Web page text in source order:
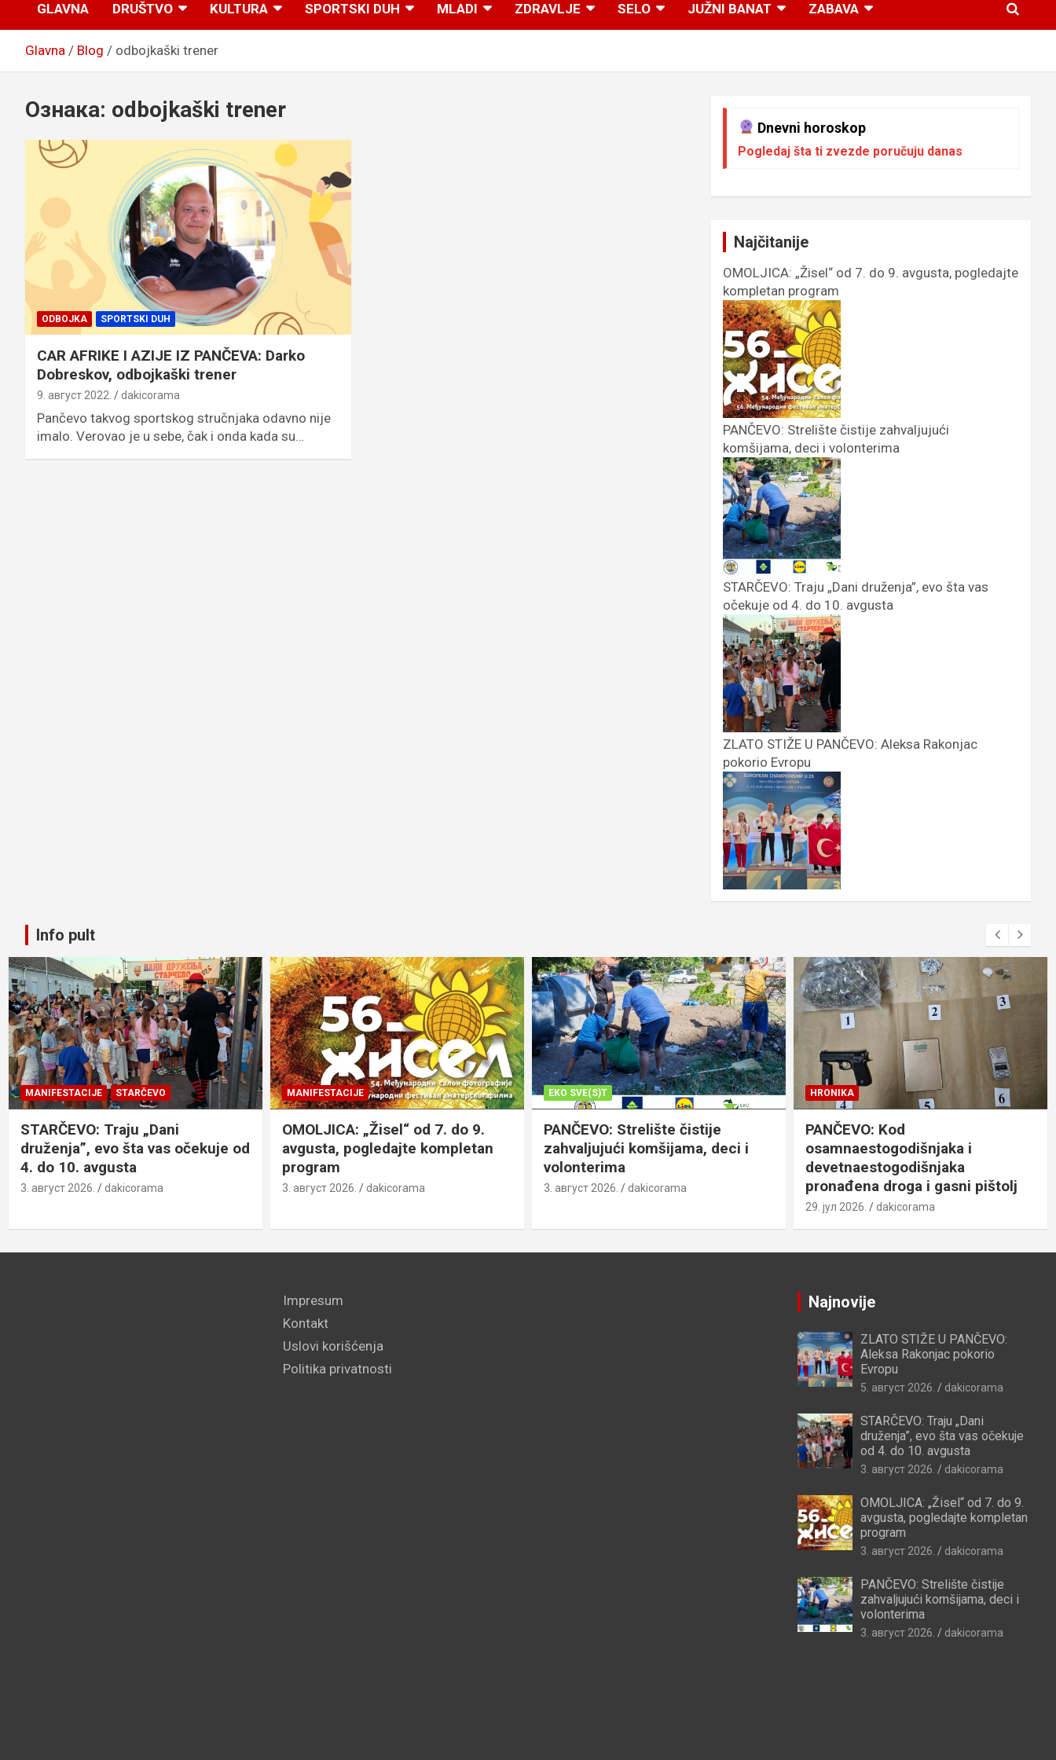
GLAVNA DRUŠTVO KULTURA SPORTSKI DUH MLADI ZDRAVLJE SELO JUŽNI BANAT ZABAVA
Glavna Blog odbojkaški trener
Ознака: odbojkaški trener
ODBOJKA SPORTSKI DUH
CAR AFRIKE I AZIJE IZ PANČEVA: Darko
Dobreskov, odbojkaški trener
9. август 2022. dakicorama
Pančevo takvog sportskog stručnjaka odavno nije
imalo. Verovao je u sebe, čak i onda kada su…
Dnevni horoskop
Pogledaj šta ti zvezde poručuju danas
Najčitanije
OMOLJICA: „Žisel“ od 7. do 9. avgusta, pogledajte
kompletan program
PANČEVO: Strelište čistije zahvaljujući
komšijama, deci i volonterima
STARČEVO: Traju „Dani druženja”, evo šta vas
očekuje od 4. do 10. avgusta
ZLATO STIŽE U PANČEVO: Aleksa Rakonjac
pokorio Evropu
Info pult
MANIFESTACIJE STARČEVO
STARČEVO: Traju „Dani
druženja”, evo šta vas očekuje od
4. do 10. avgusta
3. август 2026. dakicorama
MANIFESTACIJE
OMOLJICA: „Žisel“ od 7. do 9.
avgusta, pogledajte kompletan
program
3. август 2026. dakicorama
EKO SVE(S)T
PANČEVO: Strelište čistije
zahvaljujući komšijama, deci i
volonterima
3. август 2026. dakicorama
HRONIKA
PANČEVO: Kod
osamnaestogodišnjaka i
devetnaestogodišnjaka
pronađena droga i gasni pištolj
29. јул 2026. dakicorama
Impresum
Kontakt
Uslovi korišćenja
Politika privatnosti
Najnovije
ZLATO STIŽE U PANČEVO:
Aleksa Rakonjac pokorio
Evropu
5. август 2026. dakicorama
STARČEVO: Traju „Dani
druženja”, evo šta vas očekuje
od 4. do 10. avgusta
3. август 2026. dakicorama
OMOLJICA: „Žisel“ od 7. do 9.
avgusta, pogledajte kompletan
program
3. август 2026. dakicorama
PANČEVO: Strelište čistije
zahvaljujući komšijama, deci i
volonterima
3. август 2026. dakicorama